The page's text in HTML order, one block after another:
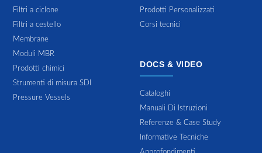
Filtri a ciclone
Filtri a cestello
Membrane
Moduli MBR
Prodotti chimici
Strumenti di misura SDI
Pressure Vessels
Prodotti Personalizzati
Corsi tecnici
DOCS & VIDEO
Cataloghi
Manuali Di Istruzioni
Referenze & Case Study
Informative Tecniche